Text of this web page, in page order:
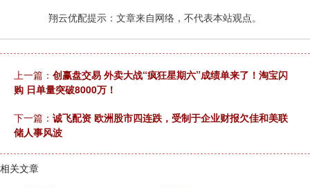
翔云优配提示：文章来自网络，不代表本站观点。
上一篇： 创赢盘交易 外卖大战“疯狂星期六”成绩单来了！淘宝闪
购 日单量突破8000万！
下一篇： 诚飞配资 欧洲股市四连跌，受制于企业财报欠佳和美联
储人事风波
相关文章